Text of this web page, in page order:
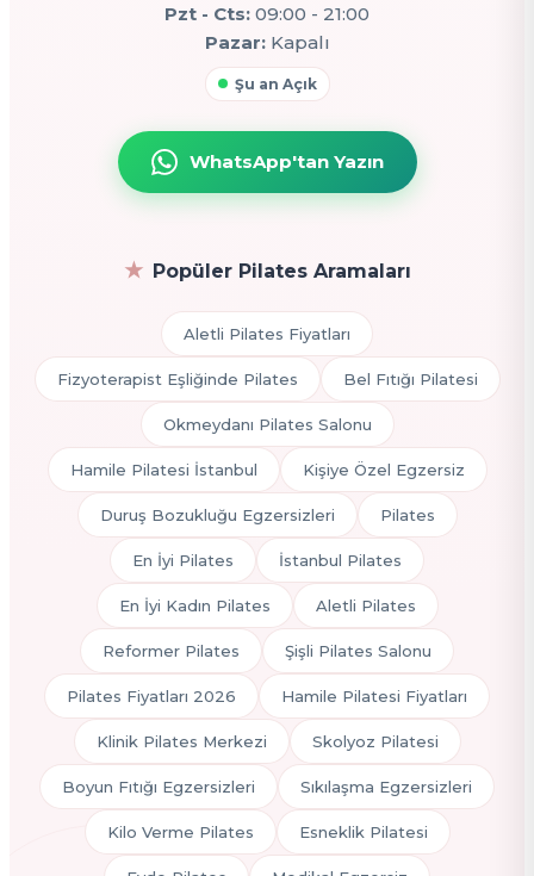
Pzt - Cts: 09:00 - 21:00
Pazar:Kapalı
Şu an Açık
WhatsApp'tan Yazın
Popüler Pilates Aramaları
Aletli Pilates Fiyatları
Fizyoterapist Eşliğinde Pilates Bel Fıtığı Pilatesi
Okmeydanı Pilates Salonu
Hamile Pilatesi İstanbul Kişiye Özel Egzersiz
Duruş Bozukluğu Egzersizleri Pilates
En İyi Pilates İstanbul Pilates
En İyi Kadın Pilates Aletli Pilates
Reformer Pilates Şişli Pilates Salonu
Pilates Fiyatları 2026 Hamile Pilatesi Fiyatları
Klinik Pilates Merkezi Skolyoz Pilatesi
Boyun Fıtığı Egzersizleri Sıkılaşma Egzersizleri
Kilo Verme Pilates Esneklik Pilatesi